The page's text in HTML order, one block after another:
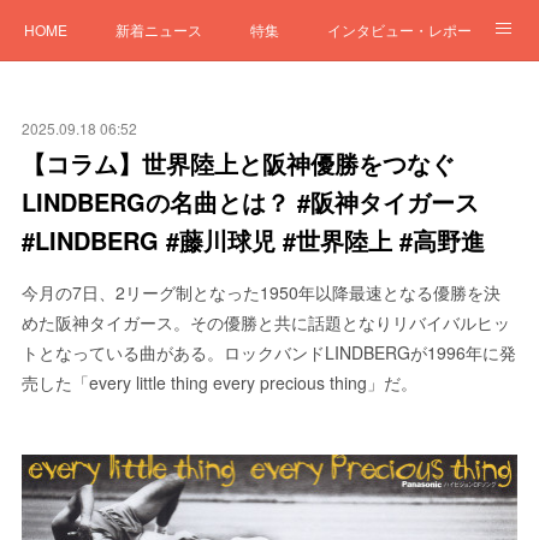
HOME 新着ニュース 特集 インタビュー・レポート
2025.09.18 06:52
【コラム】世界陸上と阪神優勝をつなぐ
LINDBERGの名曲とは？ #阪神タイガース
#LINDBERG #藤川球児 #世界陸上 #高野進
今月の7日、2リーグ制となった1950年以降最速となる優勝を決
めた阪神タイガース。その優勝と共に話題となりリバイバルヒッ
トとなっている曲がある。ロックバンドLINDBERGが1996年に発
売した「every little thing every precious thing」だ。